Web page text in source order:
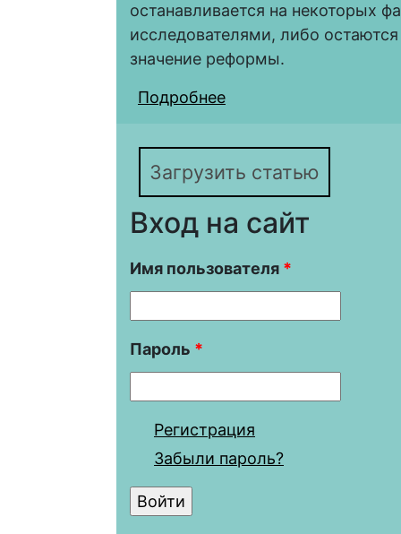
останавливается на некоторых
исследователями, либо
значение реформы.
Подробнее
Загрузить статью
Вход на сайт
Имя пользователя *
Пароль *
Регистрация
Забыли пароль?